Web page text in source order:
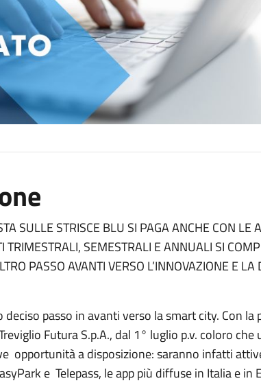
SULLE STRISCE BLU SI PAGA ANCHE CON LE
TRIMESTRALI, SEMESTRALI E ANNUALI SI
PASSO AVANTI VERSO L’INNOVAZIONE E
deciso passo in avanti verso la smart city. Con
Futura S.p.A., dal 1° luglio p.v. coloro
opportunità a disposizione: saranno infatti
e Telepass, le app più diffuse in Italia e in